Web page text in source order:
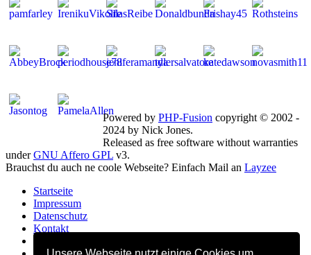
Powered by PHP-Fusion copyright © 2002 -
2024 by Nick Jones.
Released as free software without warranties
underGNU Affero GPL v3.
Brauchst du auch ne coole Webseite? Einfach Mail an Layzee
Startseite
Impressum
Datenschutz
Kontakt